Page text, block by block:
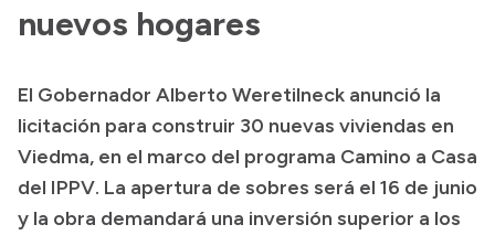
Mi Vial
Recibos de sueldo
Correo oficial
nuevos hogares
El Gobernador Alberto Weretilneck anunció la
licitación para construir 30 nuevas viviendas en
Viedma, en el marco del programa Camino a Casa
del IPPV. La apertura de sobres será el 16 de junio
y la obra demandará una inversión superior a los